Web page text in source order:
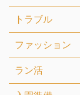
トラブル
ファッション
ラン活